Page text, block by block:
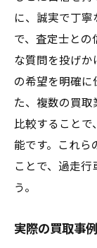
に、誠実で丁寧
で、査定士との
な質問を投げか
の希望を明確に
た、複数の買取
比較することで
能です。これら
ことで、過走行
う。
実際の買取事